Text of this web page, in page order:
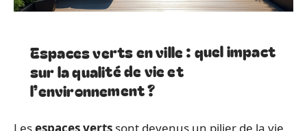
Espaces verts en ville : quel impact
sur la qualité de vie et
l’environnement ?